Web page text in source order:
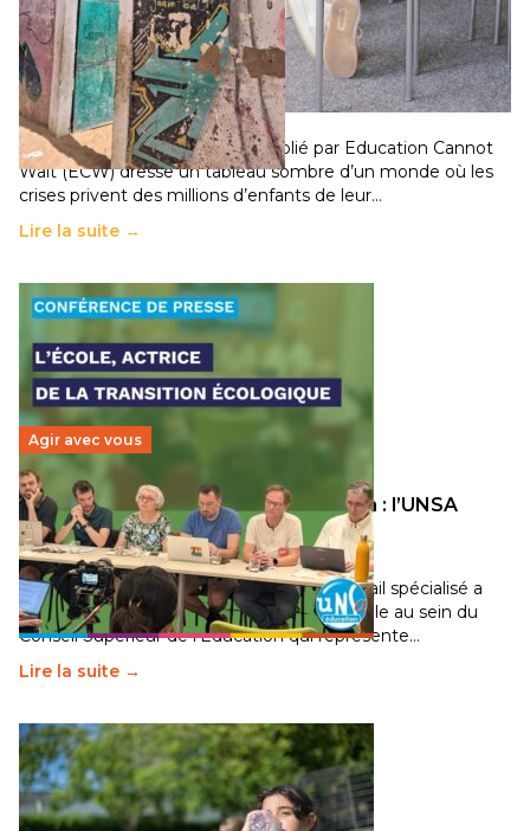
258 millions d’enfants victimes de la guerre, des
chocs climatiques et des déplacements de
population
11 juillet 2026- National
Un nouveau rapport mondial publié par Education Cannot
Wait (ECW) dresse un tableau sombre d’un monde où les
crises privent des millions d’enfants de leur…
Lire la suite →
Agir avec vous
Transition écologique de l’éducation : l’UNSA
Éducation fait bouger les lignes
30 juin 2026-National
Pendant plusieurs mois, un groupe de travail spécialisé a
travaillé sur la transition écologique de l’Ecole au sein du
Conseil Supérieur de l’Éducation qui représente…
Lire la suite →